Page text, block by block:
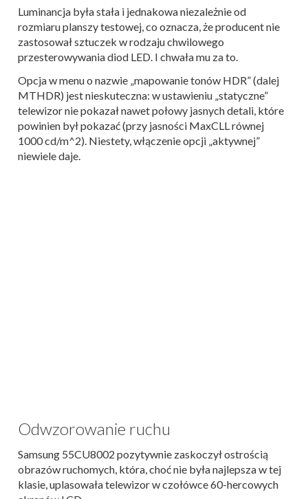
Luminancja była stała i jednakowa niezależnie od
rozmiaru planszy testowej, co oznacza, że producent nie
zastosował sztuczek w rodzaju chwilowego
przesterowywania diod LED. I chwała mu za to.
Opcja w menu o nazwie „mapowanie tonów HDR” (dalej
MTHDR) jest nieskuteczna: w ustawieniu „statyczne”
telewizor nie pokazał nawet połowy jasnych detali, które
powinien był pokazać (przy jasności MaxCLL równej
1000 cd/m^2). Niestety, włączenie opcji „aktywnej”
niewiele daje.
Odwzorowanie ruchu
Samsung 55CU8002 pozytywnie zaskoczył ostrością
obrazów ruchomych, która, choć nie była najlepsza w tej
klasie, uplasowała telewizor w czołówce 60-hercowych